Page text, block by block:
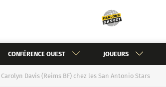
CONFÉRENCE OUEST JOUEURS
Carolyn Davis (Reims BF) chez les San Antonio Stars